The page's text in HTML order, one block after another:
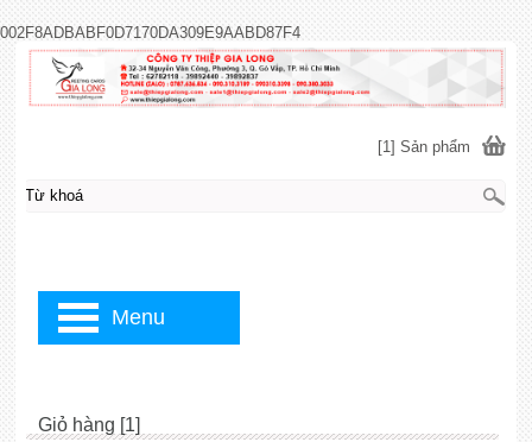
002F8ADBABF0D7170DA309E9AABD87F4
Giỏ hàng [1]
[1] Sản phẩm
Menu